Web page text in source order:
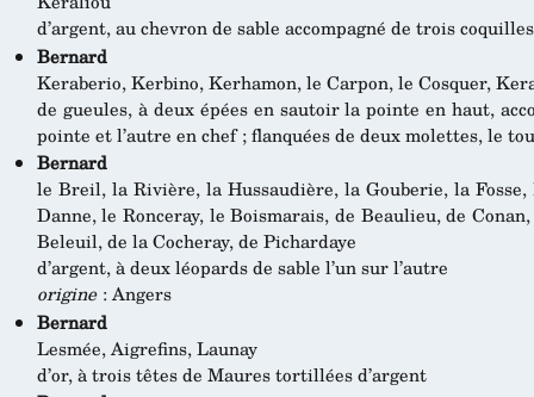
d’argent, au chevron de sable accompagné de trois
Bernard
Keraberio, Kerbino, Kerhamon, le Carpon, le Cosquer,
de gueules, à deux épées en sautoir la pointe en haut,
pointe et l’autre en chef ; flanquées de deux molettes, le
Bernard
le Breil, la Rivière, la Hussaudière, la Gouberie, la
Danne, le Ronceray, le Boismarais, de Beaulieu, de
Beleuil, de la Cocheray, de Pichardaye
d’argent, à deux léopards de sable l’un sur l’autre
origine: Angers
Bernard
Lesmée, Aigrefins, Launay
d’or, à trois têtes de Maures tortillées d’argent